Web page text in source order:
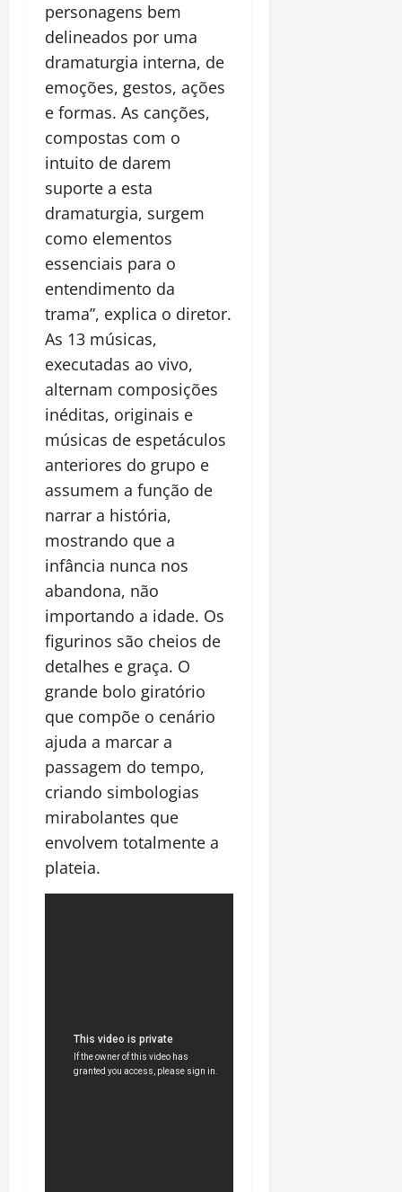
personagens bem
delineados por uma
dramaturgia interna, de
emoções, gestos, ações
e formas. As canções,
compostas com o
intuito de darem
suporte a esta
dramaturgia, surgem
como elementos
essenciais para o
entendimento da
trama”, explica o diretor.
As 13 músicas,
executadas ao vivo,
alternam composições
inéditas, originais e
músicas de espetáculos
anteriores do grupo e
assumem a função de
narrar a história,
mostrando que a
infância nunca nos
abandona, não
importando a idade. Os
figurinos são cheios de
detalhes e graça. O
grande bolo giratório
que compõe o cenário
ajuda a marcar a
passagem do tempo,
criando simbologias
mirabolantes que
envolvem totalmente a
plateia.